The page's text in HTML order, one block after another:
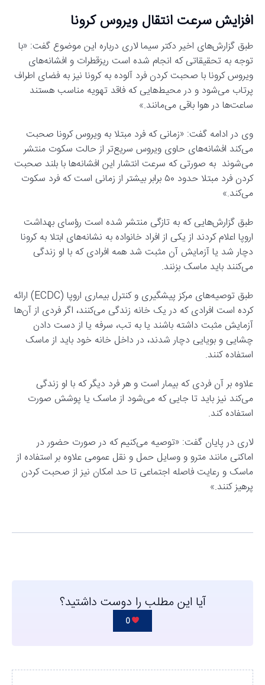
افزایش سرعت انتقال ویروس کرونا
طبق گزارش‌های اخیر دکتر سیما لاری درباره این موضوع گفت: «با
توجه به تحقیقاتی که انجام شده است ریزقطرات و افشانه‌های
ویروس کرونا با صحبت کردن فرد آلوده به کرونا نیز به فضای اطراف
پرتاب می‌شود و در محیط‌هایی که فاقد تهویه مناسب هستند
ساعت‌ها در هوا باقی می‌مانند.»
وی در ادامه گفت: «زمانی که فرد مبتلا به ویروس کرونا صحبت
می‌کند افشانه‌های حاوی ویروس سریع‌تر از حالت سکوت منتشر
می‌شوند به صورتی که سرعت انتشار این افشانه‌ها با بلند صحبت
کردن فرد مبتلا حدود ۵۰ برابر بیشتر از زمانی است که فرد سکوت
می‌کند.»
طبق گزارش‌هایی که به تازگی منتشر شده است رؤسای بهداشت
اروپا اعلام کردند از یکی از افراد خانواده به نشانه‌های ابتلا به کرونا
دچار شد یا آزمایش آن مثبت شد همه افرادی که با او زندگی
می‌کنند باید ماسک بزنند.
طبق توصیه‌های مرکز پیشگیری و کنترل بیماری اروپا (ECDC) ارائه
کرده است افرادی که در یک خانه زندگی می‌کنند، اگر فردی از آن‌ها
آزمایش مثبت داشته باشند یا به تب، سرفه یا از دست دادن
چشایی و بویایی دچار شدند، در داخل خانه خود باید از ماسک
استفاده کنند.
علاوه بر آن فردی که بیمار است و هر فرد دیگر که با او زندگی
می‌کند نیز باید تا جایی که می‌شود از ماسک یا پوشش صورت
استفاده کند.
لاری در پایان گفت: «توصیه می‌کنیم که در صورت حضور در
اماکنی مانند مترو و وسایل حمل و نقل عمومی علاوه بر استفاده از
ماسک و رعایت فاصله اجتماعی تا حد امکان نیز از صحبت کردن
پرهیز کنند.»
آیا این مطلب را دوست داشتید؟
0